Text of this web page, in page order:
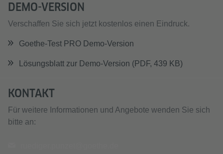
DEMO-VERSION
Verschaffen Sie sich jetzt kostenlos einen Eindruck.
Goethe-Test PRO Demo-Version
Lösungsblatt zur Demo-Version (PDF, 439 KB)
KONTAKT
Für weitere Informationen und Angebote wenden Sie sich
bitte an: